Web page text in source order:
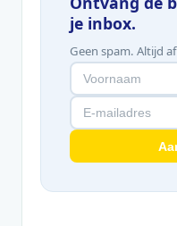
je inbox.
Geen spam. Altijd